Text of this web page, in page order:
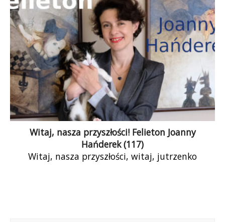
Witaj, nasza przyszłości! Felieton Joanny
Hańderek (117)
Witaj, nasza przyszłości, witaj, jutrzenko